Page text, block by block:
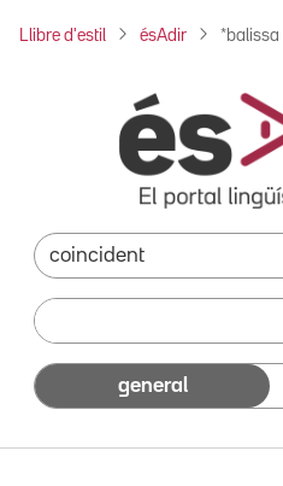
Llibre d'estil ésAdir *balissa
general